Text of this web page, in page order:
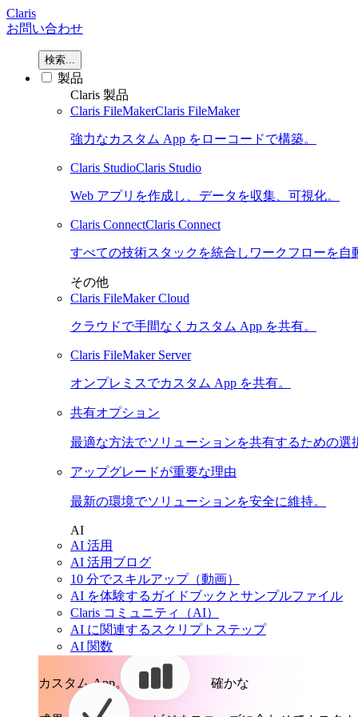
Claris
お問い合わせ
検索...
製品
Claris 製品
Claris FileMakerClaris FileMaker
強力なカスタム App をローコードで構築。
Claris StudioClaris Studio
Web アプリを作成し、データを収集、可視化。
Claris ConnectClaris Connect
すべての技術スタックを統合しワークフローを自
その他
Claris FileMaker Cloud
クラウドで手間なくカスタム App を共有。
Claris FileMaker Server
オンプレミスでカスタム App を共有。
共有オプション
最適な方法でソリューションを共有するための選
アップグレードが重要な理由
最新の環境でソリューションを安全に維持。
AI
AI 活用
AI 活用ブログ
10 分でスキルアップ（動画）
AI を体験するガイドブックとサンプルファイル
Claris コミュニティ（AI）
AI に関連するスクリプトステップ
AI 関数
カスタム App。 確かな